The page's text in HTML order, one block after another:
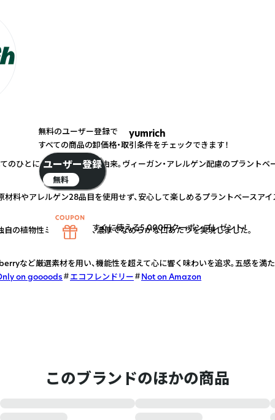
yumrich
のひとに。 濃厚なのに植物由来。ヴィーガン・アレルゲン配慮のプラントベ
料やアレルゲン28品目を使用せず、安心して楽しめるプラントベースアイ
の植物性ミルクを開発、濃厚でなめらかな口あたりを実現しました。
など厳選素材を用い、機能性を超えて心に響く味わいを追求。五感を満た
on goooods
エコフレンドリー Not on Amazon
このブランドのほかの商品
無料のユーザー登録で
すべての商品の卸価格・取引条件をチェックできます！
ユーザー登録
無料
すぐに使える5,000円クーポンプレゼント！